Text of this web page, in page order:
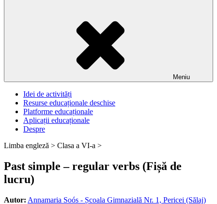
Meniu
Idei de activități
Resurse educaționale deschise
Platforme educaționale
Aplicații educaționale
Despre
Limba engleză > Clasa a VI-a >
Past simple – regular verbs (Fișă de
lucru)
Autor: Annamaria Soós - Școala Gimnazială Nr. 1, Pericei (Sălaj)